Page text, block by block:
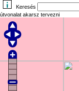
Keresés
útvonalat akarsz tervezni